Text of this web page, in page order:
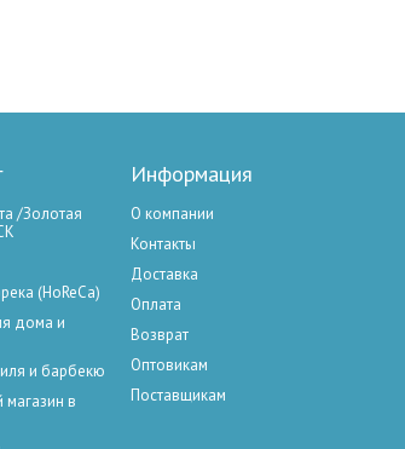
/Золотая
(HoReCa)
дома и
и барбекю
магазин в
Информация
О компании
Контакты
Доставка
Оплата
Возврат
Оптовикам
Поставщикам